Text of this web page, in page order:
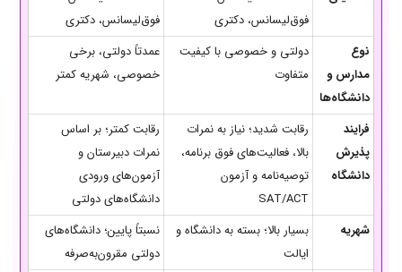
فوق‌لیسانس، دکتری
فوق‌لیسانس، دکتری
نوع
مدارس و
دانشگاه‌ها
دولتی و خصوصی با کیفیت
متفاوت
عمدتاً دولتی، برخی
خصوصی، شهریه کمتر
فرایند
پذیرش
دانشگاه
رقابت شدید؛ نیاز به نمرات
بالا، فعالیت‌های فوق برنامه،
توصیه‌نامه و آزمون
SAT/ACT
رقابت کمتر؛ بر اساس
نمرات دبیرستان و
آزمون‌های ورودی
دانشگاه‌های دولتی
شهریه
بسیار بالا؛ بسته به دانشگاه و
ایالت
نسبتاً پایین؛ دانشگاه‌های
دولتی مقرون‌به‌صرفه